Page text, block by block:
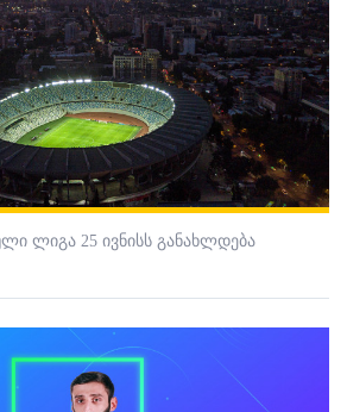
ლიგა 25 ივნისს განახლდება